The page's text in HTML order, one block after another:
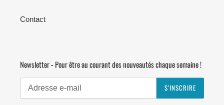
Contact
Newsletter - Pour être au courant des nouveautés chaque semaine !
S'INSCRIRE